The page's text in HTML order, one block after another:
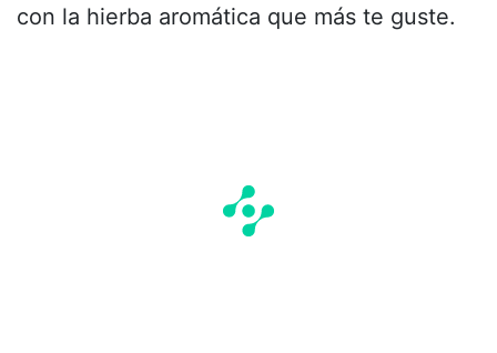
con la hierba aromática que más te guste.